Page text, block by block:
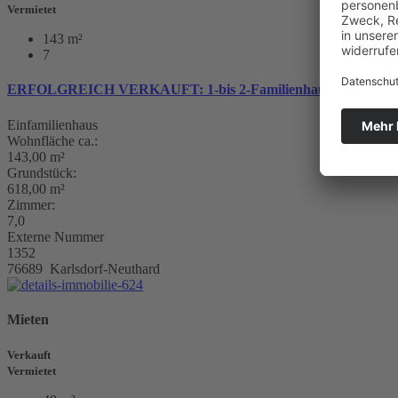
Vermietet
143 m²
7
ERFOLGREICH VERKAUFT: 1-bis 2-Familienhaus in
Einfamilienhaus
Wohnfläche ca.:
143,00 m²
Grundstück:
618,00 m²
Zimmer:
7,0
Externe Nummer
1352
76689 Karlsdorf-Neuthard
Mieten
Verkauft
Vermietet